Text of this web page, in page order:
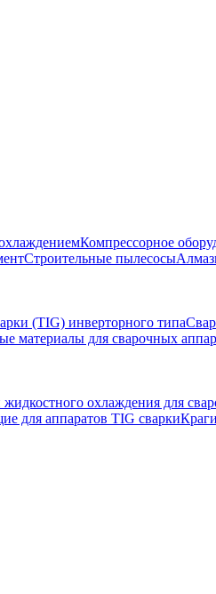
Компрессорное
Строительные пылесосы
(TIG) инверторного типа
материалы для сварочных
жидкостного охлаждения для
для аппаратов TIG сварки